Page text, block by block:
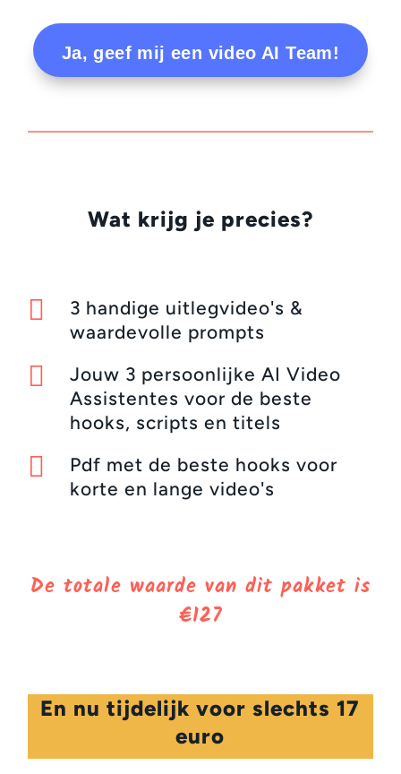
Ja, geef mij een video AI Team!
Wat krijg je precies?

3 handige uitlegvideo's &
waardevolle prompts

Jouw 3 persoonlijke AI Video
Assistentes voor de beste
hooks, scripts en titels

Pdf met de beste hooks voor
korte en lange video's
De totale waarde van dit pakket is
€127
En nu tijdelijk voor slechts 17
euro